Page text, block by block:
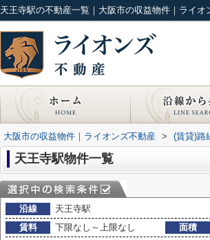
天王寺駅の不動産一覧｜大阪市の収益物件｜ライオ
大阪市の収益物件｜ライオンズ不動産 > (賃貸)路
天王寺駅物件一覧
沿線
天王寺駅
賃料
下限なし～上限なし 面積